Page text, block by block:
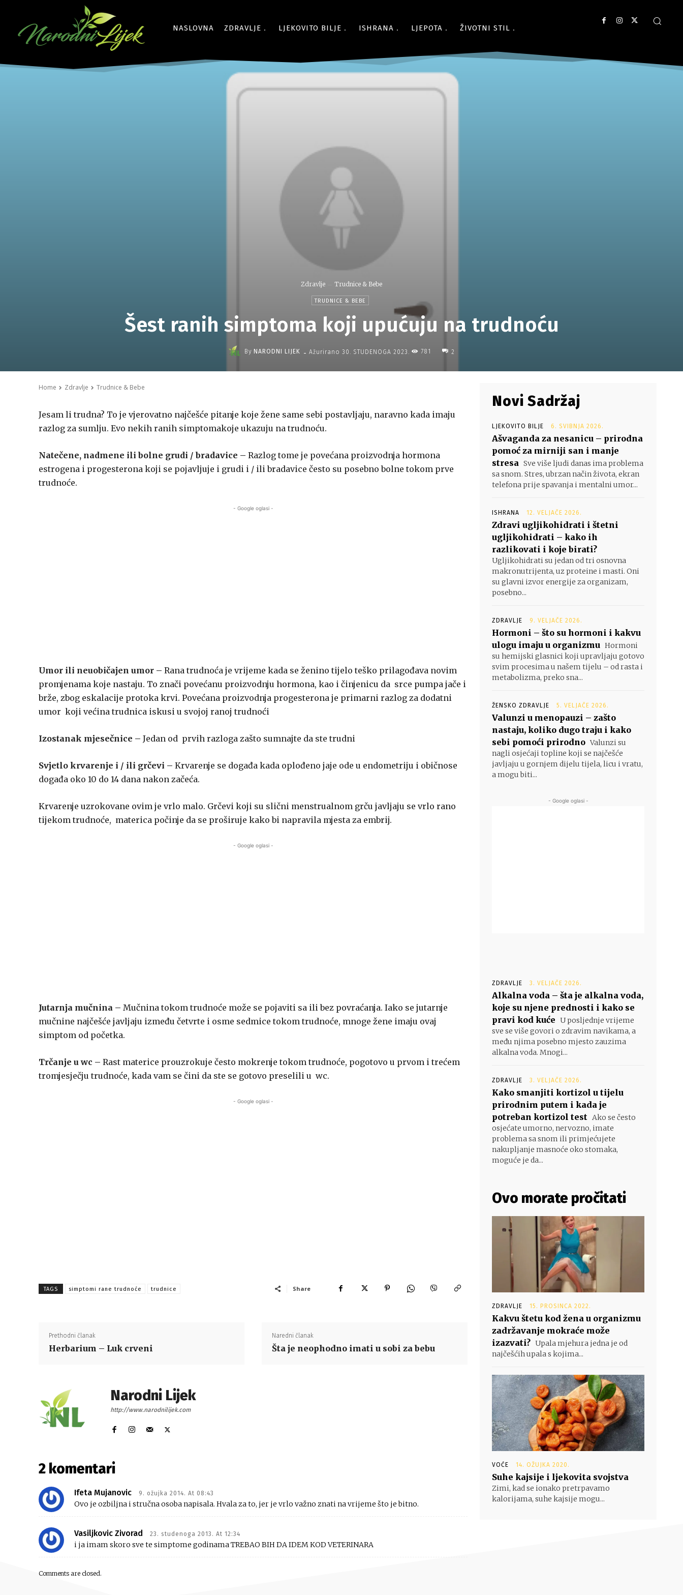
NASLOVNA ZDRAVLJE LJEKOVITO BILJE ISHRANA LJEPOTA ŽIVOTNI STIL
Zdravlje Trudnice & Bebe
TRUDNICE & BEBE
Šest ranih simptoma koji upućuju na trudnoću
By NARODNI LIJEK - Ažurirano 30. STUDENOGA 2023. 781 2
Home Zdravlje Trudnice & Bebe
Jesam li trudna? To je vjerovatno najčešće pitanje koje žene same sebi postavljaju, naravno kada imaju
razlog za sumlju. Evo nekih ranih simptomakoje ukazuju na trudnoću.
Natečene, nadmene ili bolne grudi / bradavice – Razlog tome je povećana proizvodnja hormona
estrogena i progesterona koji se pojavljuje i grudi i / ili bradavice često su posebno bolne tokom prve
trudnoće.
- Google oglasi -
Umor ili neuobičajen umor – Rana trudnoća je vrijeme kada se ženino tijelo teško prilagođava novim
promjenama koje nastaju. To znači povećanu proizvodnju hormona, kao i činjenicu da srce pumpa jače i
brže, zbog eskalacije protoka krvi. Povećana proizvodnja progesterona je primarni razlog za dodatni
umor koji većina trudnica iskusi u svojoj ranoj trudnoći
Izostanak mjesečnice – Jedan od prvih razloga zašto sumnajte da ste trudni
Svjetlo krvarenje i / ili grčevi – Krvarenje se događa kada oplođeno jaje ode u endometriju i običnose
događa oko 10 do 14 dana nakon začeća.
Krvarenje uzrokovane ovim je vrlo malo. Grčevi koji su slični menstrualnom grču javljaju se vrlo rano
tijekom trudnoće, materica počinje da se proširuje kako bi napravila mjesta za embrij.
- Google oglasi -
Jutarnja mučnina – Mučnina tokom trudnoće može se pojaviti sa ili bez povraćanja. Iako se jutarnje
mučnine najčešće javljaju između četvrte i osme sedmice tokom trudnoće, mnoge žene imaju ovaj
simptom od početka.
Trčanje u wc – Rast materice prouzrokuje često mokrenje tokom trudnoće, pogotovo u prvom i trećem
tromjesječju trudnoće, kada vam se čini da ste se gotovo preselili u wc.
- Google oglasi -
TAGS simptomi rane trudnoće trudnice Share
Prethodni članak
Herbarium – Luk crveni
Naredni članak
Šta je neophodno imati u sobi za bebu
Narodni Lijek
http://www.narodnilijek.com
2 komentari
Ifeta Mujanovic 9. ožujka 2014. At 08:43
Ovo je ozbiljna i stručna osoba napisala. Hvala za to, jer je vrlo važno znati na vrijeme što je bitno.
Vasiljkovic Zivorad 23. studenoga 2013. At 12:34
i ja imam skoro sve te simptome godinama TREBAO BIH DA IDEM KOD VETERINARA
Comments are closed.
Novi Sadržaj
LJEKOVITO BILJE 6. SVIBNJA 2026.
Ašvaganda za nesanicu – prirodna
pomoć za mirniji san i manje
stresa Sve više ljudi danas ima problema
sa snom. Stres, ubrzan način života, ekran
telefona prije spavanja i mentalni umor...
ISHRANA 12. VELJAČE 2026.
Zdravi ugljikohidrati i štetni
ugljikohidrati – kako ih
razlikovati i koje birati?
Ugljikohidrati su jedan od tri osnovna
makronutrijenta, uz proteine i masti. Oni
su glavni izvor energije za organizam,
posebno...
ZDRAVLJE 9. VELJAČE 2026.
Hormoni – što su hormoni i kakvu
ulogu imaju u organizmu Hormoni
su hemijski glasnici koji upravljaju gotovo
svim procesima u našem tijelu – od rasta i
metabolizma, preko sna...
ŽENSKO ZDRAVLJE 5. VELJAČE 2026.
Valunzi u menopauzi – zašto
nastaju, koliko dugo traju i kako
sebi pomoći prirodno Valunzi su
nagli osjećaji topline koji se najčešće
javljaju u gornjem dijelu tijela, licu i vratu,
a mogu biti...
- Google oglasi -
ZDRAVLJE 3. VELJAČE 2026.
Alkalna voda – šta je alkalna voda,
koje su njene prednosti i kako se
pravi kod kuće U posljednje vrijeme
sve se više govori o zdravim navikama, a
među njima posebno mjesto zauzima
alkalna voda. Mnogi...
ZDRAVLJE 3. VELJAČE 2026.
Kako smanjiti kortizol u tijelu
prirodnim putem i kada je
potreban kortizol test Ako se često
osjećate umorno, nervozno, imate
problema sa snom ili primjećujete
nakupljanje masnoće oko stomaka,
moguće je da...
Ovo morate pročitati
ZDRAVLJE 15. PROSINCA 2022.
Kakvu štetu kod žena u organizmu
zadržavanje mokraće može
izazvati? Upala mjehura jedna je od
najčešćih upala s kojima...
VOĆE 14. OŽUJKA 2020.
Suhe kajsije i ljekovita svojstva
Zimi, kad se ionako pretrpavamo
kalorijama, suhe kajsije mogu...